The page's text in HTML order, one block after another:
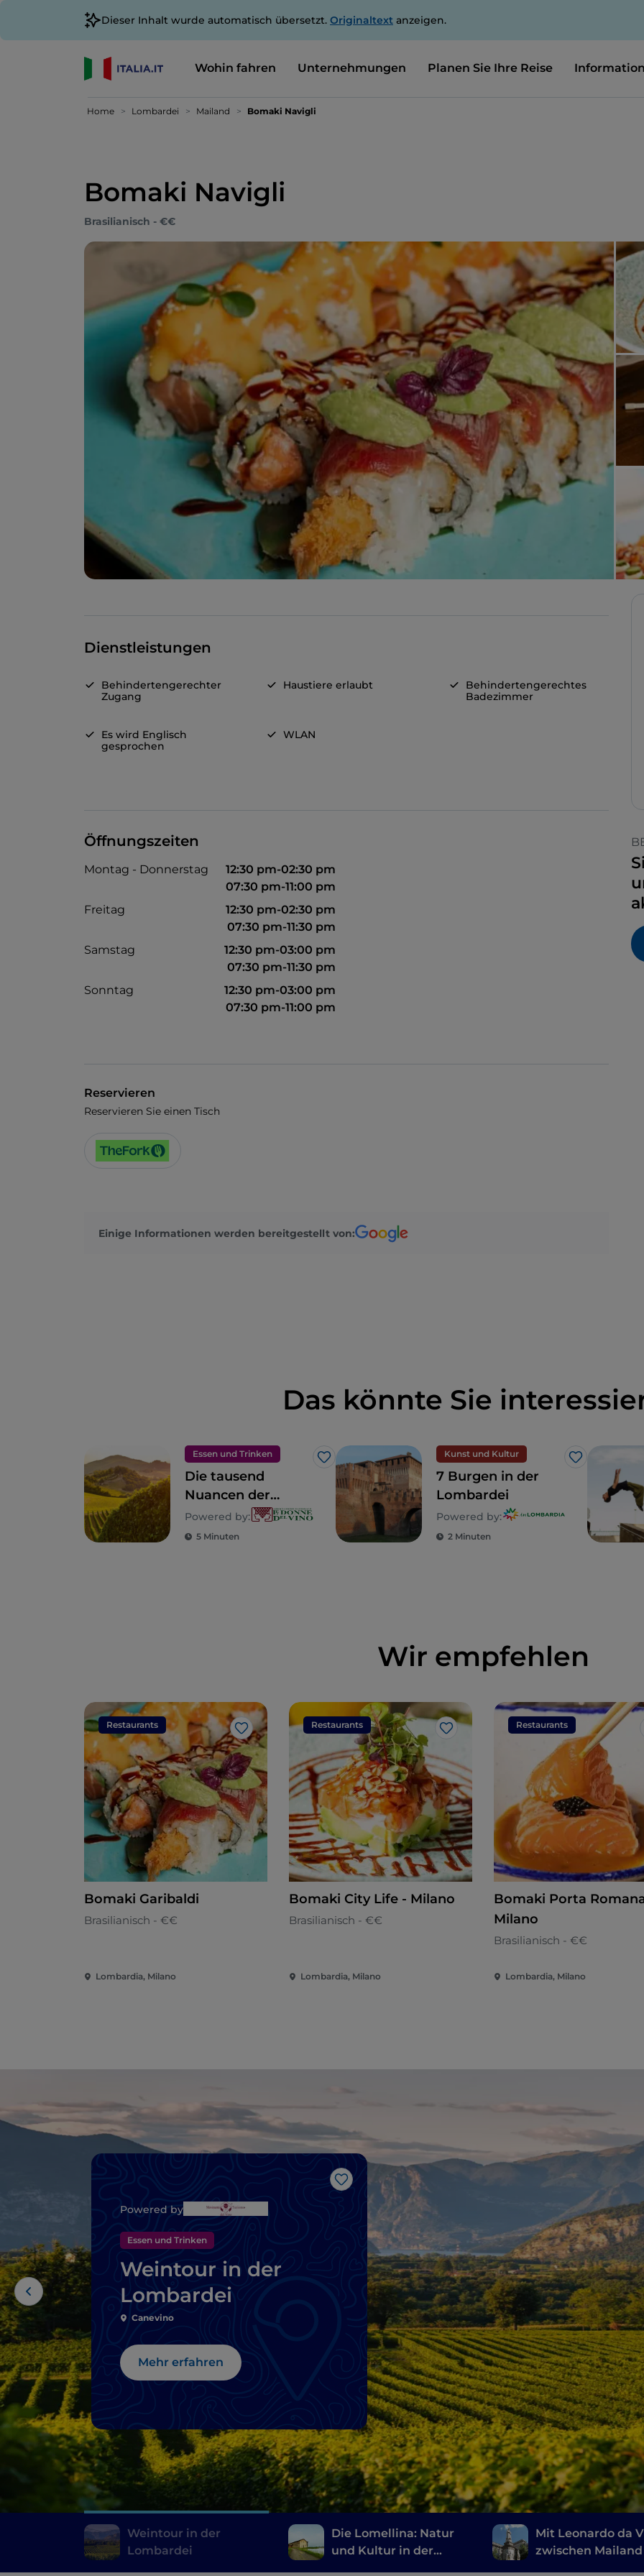
Dieser Inhalt wurde automatisch übersetzt. Originaltext anzeigen.
Wohin fahren Unternehmungen Planen Sie Ihre Reise
Home Lombardei Mailand Bomaki Navigli
Bomaki Navigli
Brasilianisch - €€
Dienstleistungen
Behindertengerechter
Zugang
Haustiere erlaubt
Behindertengerechtes
Badezimmer
Es wird Englisch
gesprochen
WLAN
Öffnungszeiten
Montag - Donnerstag
12:30 pm-02:30 pm
07:30 pm-11:00 pm
Freitag
12:30 pm-02:30 pm
07:30 pm-11:30 pm
Samstag
12:30 pm-03:00 pm
07:30 pm-11:30 pm
Sonntag
12:30 pm-03:00 pm
07:30 pm-11:00 pm
Reservieren
Reservieren Sie einen Tisch
Einige Informationen werden bereitgestellt von:
Das könnte Sie
Essen und Trinken
Like
Die tausend
Nuancen der
Lombardei
Powered by:
5 Minuten
Kunst und Kultur
Like
7 Burgen in der
Lombardei
Powered by:
2 Minuten
Wir empfehlen
Restaurants
Like
Bomaki Garibaldi
Brasilianisch - €€
Lombardia, Milano
Restaurants
Like
Bomaki City Life - Milano
Brasilianisch - €€
Lombardia, Milano
Restaurants
Bomaki Porta
Milano
Brasilianisch - €€
Lombardia, Milano
Like
Powered by
Essen und Trinken
Weintour in der
Lombardei
Canevino
Mehr erfahren
Weintour in der
Lombardei
Die Lomellina: Natur
und Kultur in der
Mit Leonardo da
zwischen